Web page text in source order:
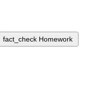
fact_check Homework